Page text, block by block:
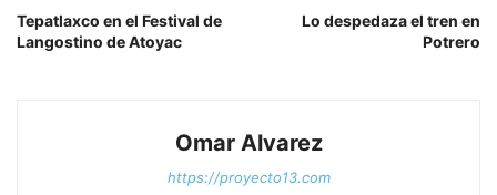
Tepatlaxco en el Festival de
Langostino de Atoyac
Lo despedaza el tren en
Potrero
Omar Alvarez
https://proyecto13.com